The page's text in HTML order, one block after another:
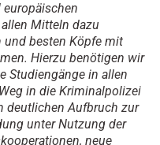
Mitteln dazu
und besten Köpfe mit
Hierzu benötigen wir
Studiengänge in allen
in die Kriminalpolizei
deutlichen Aufbruch zur
unter Nutzung der
neue